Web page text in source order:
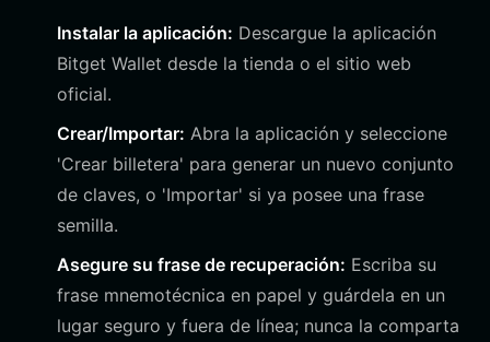
Instalar la aplicación: Descargue la aplicación
Bitget Wallet desde la tienda o el sitio web
oficial.
Crear/Importar: Abra la aplicación y seleccione
'Crear billetera' para generar un nuevo conjunto
de claves, o 'Importar' si ya posee una frase
semilla.
Asegure su frase de recuperación: Escriba su
frase mnemotécnica en papel y guárdela en un
lugar seguro y fuera de línea; nunca la comparta